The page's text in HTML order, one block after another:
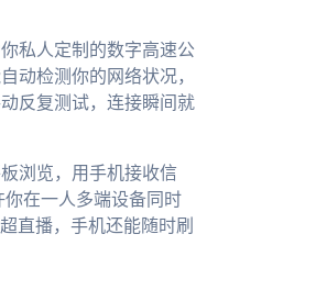
私人定制的数字高速公
动检测你的网络状况，
反复测试，连接瞬间就
浏览，用手机接收信
你在一人多端设备同时
直播，手机还能随时刷